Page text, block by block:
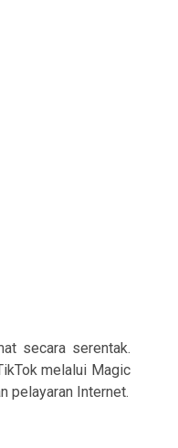
secara serentak.
melalui Magic
pelayaran Internet.